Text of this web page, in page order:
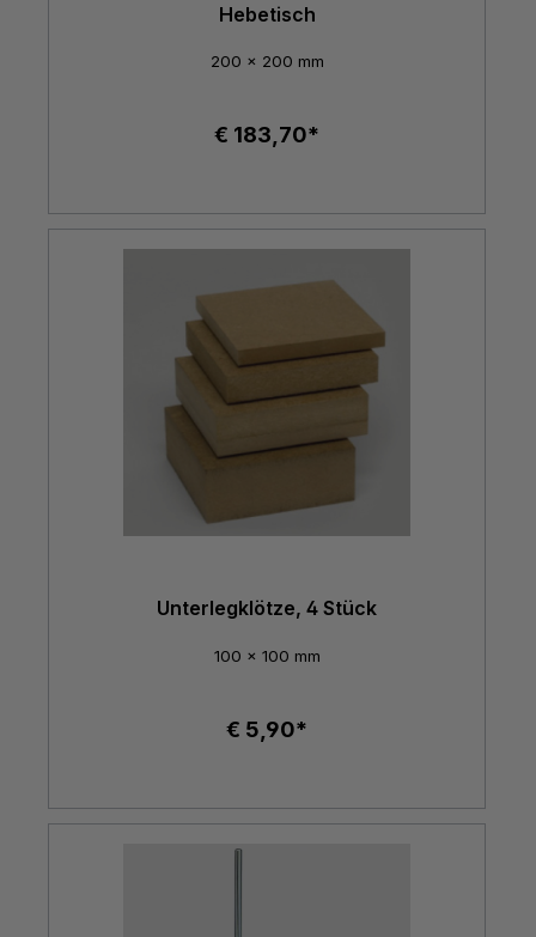
Hebetisch
200 x 200 mm
€ 183,70*
Unterlegklötze, 4 Stück
100 x 100 mm
€ 5,90*